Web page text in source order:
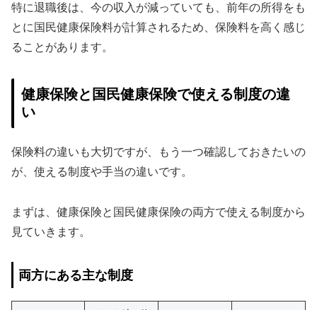
特に退職後は、今の収入が減っていても、前年の所得をも
とに国民健康保険料が計算されるため、保険料を高く感じ
ることがあります。
健康保険と国民健康保険で使える制度の違
い
保険料の違いも大切ですが、もう一つ確認しておきたいの
が、使える制度や手当の違いです。
まずは、健康保険と国民健康保険の両方で使える制度から
見ていきます。
両方にある主な制度